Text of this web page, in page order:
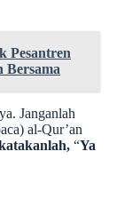
Pesantren
Bersama
Janganlah
al-Qur’an
“Ya